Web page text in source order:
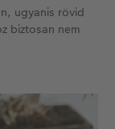
ugyanis rövid
biztosan nem